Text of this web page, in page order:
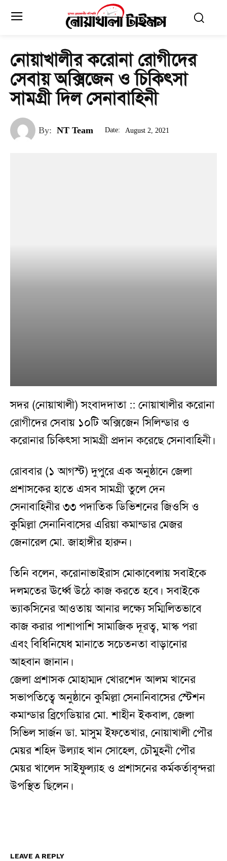
নোয়াখালীর করোনা রোগীদের
সেবায় অক্সিজেন ও চিকিৎসা
সামগ্রী দিল সেনাবাহিনী
By: NT Team Date: August 2, 2021
সদর (নোয়াখালী) সংবাদদাতা :: নোয়াখালীর করোনা
রোগীদের সেবায় ১০টি অক্সিজেন সিলিন্ডার ও
করোনার চিকিৎসা সামগ্রী প্রদান করেছে সেনাবাহিনী।
রোববার (১ আগস্ট) দুপুরে এক অনুষ্ঠানে জেলা
প্রশাসকের হাতে এসব সামগ্রী তুলে দেন
সেনাবাহিনীর ৩৩ পদাতিক ডিভিশনের জিওসি ও
কুমিল্লা সেনানিবাসের এরিয়া কমান্ডার মেজর
জেনারেল মো. জাহাঙ্গীর হারুন।
তিনি বলেন, করোনাভাইরাস মোকাবেলায় সবাইকে
দলমতের ঊর্ধ্বে উঠে কাজ করতে হবে। সবাইকে
ভ্যাকসিনের আওতায় আনার লক্ষ্যে সম্মিলিতভাবে
কাজ করার পাশাপাশি সামাজিক দূরত্ব, মাস্ক পরা
এবং বিধিনিষেধ মানাতে সচেতনতা বাড়ানোর
আহবান জানান।
জেলা প্রশাসক মোহাম্মদ খোরশেদ আলম খানের
সভাপতিত্বে অনুষ্ঠানে কুমিল্লা সেনানিবাসের স্টেশন
কমান্ডার ব্রিগেডিয়ার মো. শাহীন ইকবাল, জেলা
সিভিল সার্জন ডা. মাসুম ইফতেখার, নোয়াখালী পৌর
মেয়র শহিদ উল্যাহ খান সোহেল, চৌমুহনী পৌর
মেয়র খালেদ সাইফুল্যাহ ও প্রশাসনের কর্মকর্তাবৃন্দরা
উপস্থিত ছিলেন।
LEAVE A REPLY